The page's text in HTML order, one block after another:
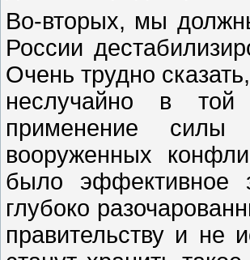
Во-вторых, мы
России
Очень трудно
неслучайно в той
применение силы
вооруженных
было эффективное
глубоко
правительству и не